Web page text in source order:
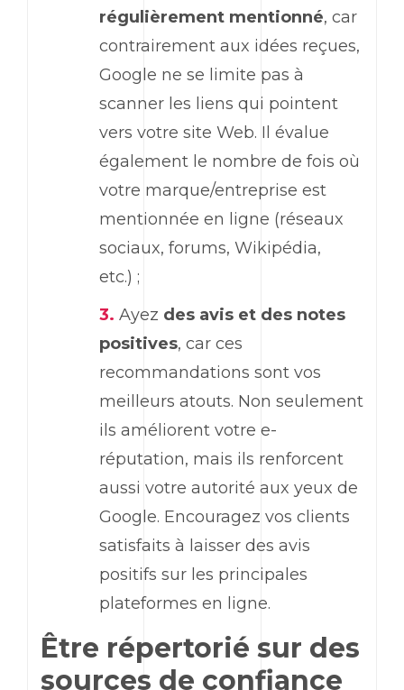
régulièrement mentionné, car
contrairement aux idées reçues,
Google ne se limite pas à
scanner les liens qui pointent
vers votre site Web. Il évalue
également le nombre de fois où
votre marque/entreprise est
mentionnée en ligne (réseaux
sociaux, forums, Wikipédia,
etc.) ;
Ayez des avis et des notes
positives, car ces
recommandations sont vos
meilleurs atouts. Non seulement
ils améliorent votre e-
réputation, mais ils renforcent
aussi votre autorité aux yeux de
Google. Encouragez vos clients
satisfaits à laisser des avis
positifs sur les principales
plateformes en ligne.
Être répertorié sur des
sources de confiance